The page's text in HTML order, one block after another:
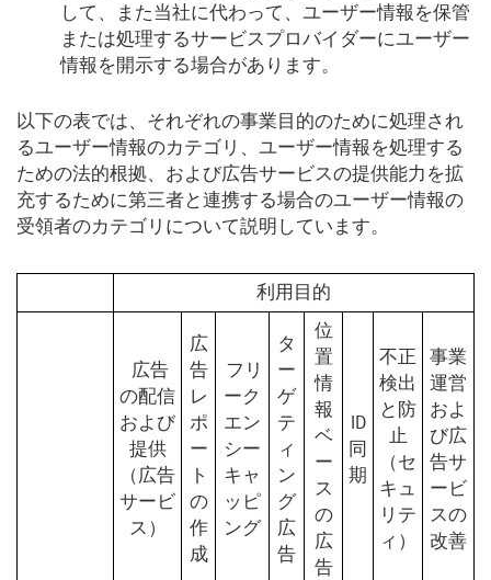
して、また当社に代わって、ユーザー情報を保管
または処理するサービスプロバイダーにユーザー
情報を開示する場合があります。
以下の表では、それぞれの事業目的のために処理され
るユーザー情報のカテゴリ、ユーザー情報を処理する
ための法的根拠、および広告サービスの提供能力を拡
充するために第三者と連携する場合のユーザー情報の
受領者のカテゴリについて説明しています。
利用目的
広告
の配信
および
提供
（広告
サービ
ス）
広
告
レ
ポ
ー
ト
の
作
成
フリ
ーク
エン
シー
キャ
ッピ
ング
タ
ー
ゲ
テ
ィ
ン
グ
広
告
位
置
情
報
ベ
ー
ス
の
広
告
ID
同
期
不正
検出
と防
止
（セ
キュ
リテ
ィ）
事業
運営
およ
び広
告サ
ービ
スの
改善